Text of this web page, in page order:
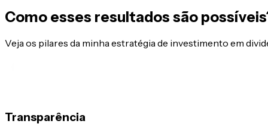
Como esses resultados são
Veja os pilares da minha estratégia de investimento em
Transparência